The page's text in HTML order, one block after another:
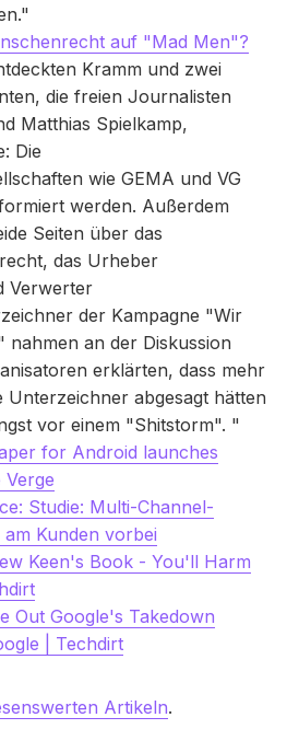
auf "Mad Men"?
Kramm und zwei
die freien Journalisten
Matthias Spielkamp,
Die
wie GEMA und VG
werden. Außerdem
Seiten über das
das Urheber
Verwerter
der Kampagne "Wir
nahmen an der Diskussion
erklärten, dass mehr
Unterzeichner abgesagt hätten
vor einem "Shitstorm". "
for Android launches
Studie: Multi-Channel-
Kunden vorbei
Keen's Book - You'll Harm
Out Google's Takedown
| Techdirt
Artikeln.